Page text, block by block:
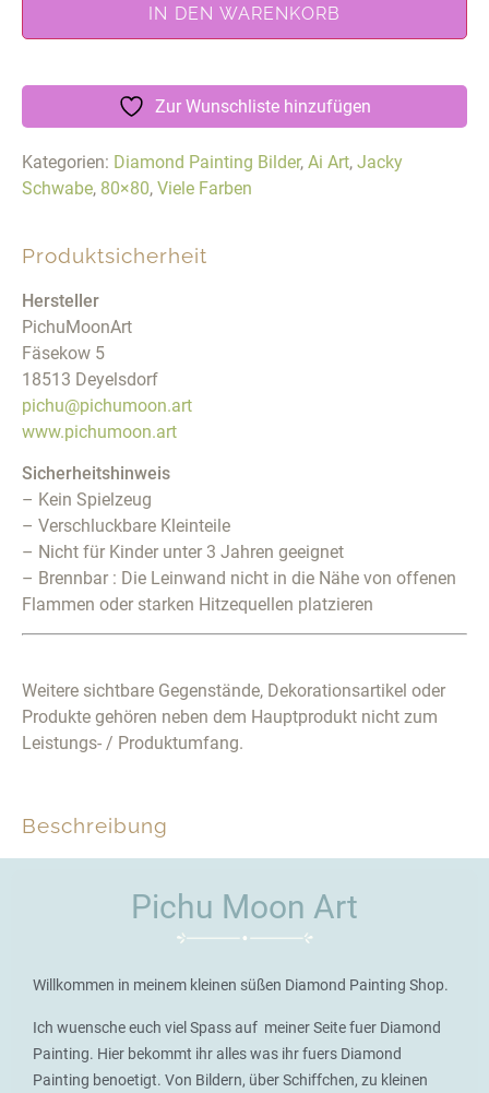
IN DEN WARENKORB
Zur Wunschliste hinzufügen
Kategorien: Diamond Painting Bilder, Ai Art, Jacky
Schwabe, 80×80, Viele Farben
Beschreibung
Produktsicherheit
Hersteller
PichuMoonArt
Fäsekow 5
18513 Deyelsdorf
pichu@pichumoon.art
www.pichumoon.art
Sicherheitshinweis
– Kein Spielzeug
– Verschluckbare Kleinteile
– Nicht für Kinder unter 3 Jahren geeignet
– Brennbar : Die Leinwand nicht in die Nähe von offenen
Flammen oder starken Hitzequellen platzieren
Weitere sichtbare Gegenstände, Dekorationsartikel oder
Produkte gehören neben dem Hauptprodukt nicht zum
Leistungs- / Produktumfang.
Pichu Moon Art
Willkommen in meinem kleinen süßen Diamond Painting Shop.
Ich wuensche euch viel Spass auf meiner Seite fuer Diamond
Painting. Hier bekommt ihr alles was ihr fuers Diamond
Painting benoetigt. Von Bildern, über Schiffchen, zu kleinen